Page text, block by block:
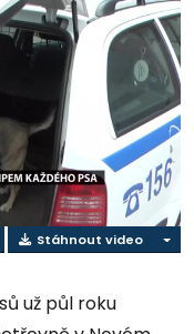
Stáhnout video
už půl roku